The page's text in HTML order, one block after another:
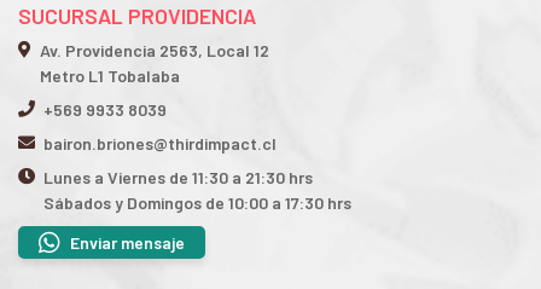
SUCURSAL PROVIDENCIA
Av. Providencia 2563, Local 12
Metro L1 Tobalaba
+569 9933 8039
bairon.briones@thirdimpact.cl
Lunes a Viernes de 11:30 a 21:30 hrs
Sábados y Domingos de 10:00 a 17:30 hrs
Enviar mensaje